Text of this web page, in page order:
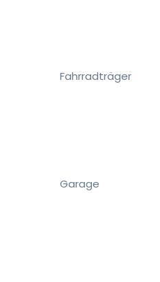
Fahrradträger
Garage